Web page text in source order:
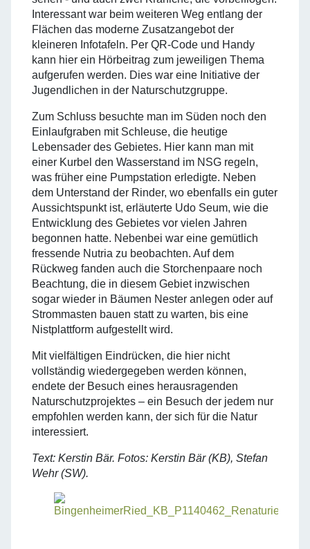
Interessant war beim weiteren Weg entlang der
Flächen das moderne Zusatzangebot der
kleineren Infotafeln. Per QR-Code und Handy
kann hier ein Hörbeitrag zum jeweiligen Thema
aufgerufen werden. Dies war eine Initiative der
Jugendlichen in der Naturschutzgruppe.
Zum Schluss besuchte man im Süden noch den
Einlaufgraben mit Schleuse, die heutige
Lebensader des Gebietes. Hier kann man mit
einer Kurbel den Wasserstand im NSG regeln,
was früher eine Pumpstation erledigte. Neben
dem Unterstand der Rinder, wo ebenfalls ein guter
Aussichtspunkt ist, erläuterte Udo Seum, wie die
Entwicklung des Gebietes vor vielen Jahren
begonnen hatte. Nebenbei war eine gemütlich
fressende Nutria zu beobachten. Auf dem
Rückweg fanden auch die Storchenpaare noch
Beachtung, die in diesem Gebiet inzwischen
sogar wieder in Bäumen Nester anlegen oder auf
Strommasten bauen statt zu warten, bis eine
Nistplattform aufgestellt wird.
Mit vielfältigen Eindrücken, die hier nicht
vollständig wiedergegeben werden können,
endete der Besuch eines herausragenden
Naturschutzprojektes – ein Besuch der jedem nur
empfohlen werden kann, der sich für die Natur
interessiert.
Text: Kerstin Bär. Fotos: Kerstin Bär (KB), Stefan
Wehr (SW).